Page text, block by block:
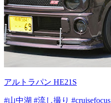
アルトラパン HE21S
#山中湖 #流し撮り #cruisefocus